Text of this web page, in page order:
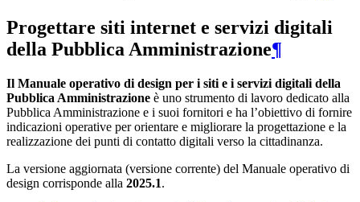
Progettare siti internet e servizi digitali
della Pubblica Amministrazione¶
Il Manuale operativo di design per i siti e i servizi digitali della
Pubblica Amministrazione è uno strumento di lavoro dedicato alla
Pubblica Amministrazione e i suoi fornitori e ha l’obiettivo di fornire
indicazioni operative per orientare e migliorare la progettazione e la
realizzazione dei punti di contatto digitali verso la cittadinanza.
La versione aggiornata (versione corrente) del Manuale operativo di
design corrisponde alla 2025.1.